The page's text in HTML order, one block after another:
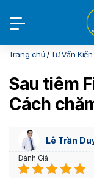
Trang chủ/Tư Vấn
Sau tiêm
Cách
Lê Trần
Đánh Giá